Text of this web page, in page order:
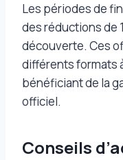
Les périodes de
des réductions de
découverte. Ces
différents formats
bénéficiant de la
officiel.
Conseils